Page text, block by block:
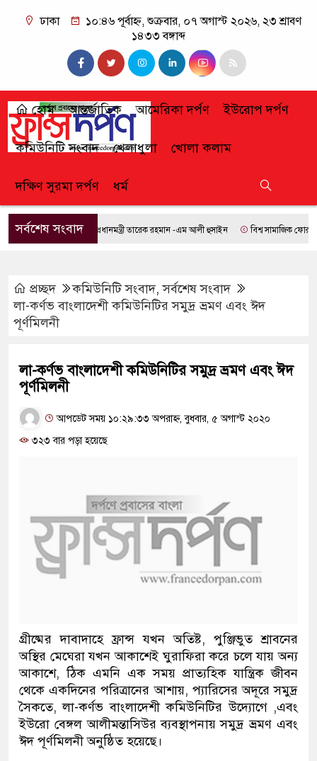
ঢাকা
১০:৪৬ পূর্বাহ্ন, শুক্রবার, ০৭ অগাস্ট ২০২৬, ২৩ শ্রাবণ
১৪৩৩ বঙ্গাব্দ
হোম আন্তর্জাতিক আমেরিকা দর্পণ ইউরোপ দর্পণ
কমিউনিটি সংবাদ খেলাধুলা খোলা কলাম
দক্ষিণ সুরমা দর্পণ ধর্ম
সর্বশেষ সংবাদপ্রধানমন্ত্রী তারেক রহমান -এম আলী হুসাইন বিশ্ব সামাজিক ফোরামে
প্রচ্ছদ কমিউনিটি সংবাদ,সর্বশেষ সংবাদ
লা-কর্ণভ বাংলাদেশী কমিউনিটির সমুদ্র ভ্রমণ এবং ঈদ
পূর্ণমিলনী
লা-কর্ণভ বাংলাদেশী কমিউনিটির সমুদ্র ভ্রমণ এবং ঈদ
পূর্ণমিলনী
আপডেট সময় ১০:২৯:৩৩ অপরাহ্ন, বুধবার, ৫ অগাস্ট ২০২০
৩২৩ বার পড়া হয়েছে
গ্রীষ্মের দাবাদাহে ফ্রান্স যখন অতিষ্ট, পুঞ্জিভুত শ্রাবনের
অস্থির মেঘেরা যখন আকাশেই ঘুরাফিরা করে চলে যায় অন্য
আকাশে, ঠিক এমনি এক সময় প্রাত্যহিক যান্ত্রিক জীবন
থেকে একদিনের পরিত্রানের আশায়, প্যারিসের অদূরে সমুদ্র
সৈকতে, লা-কর্ণভ বাংলাদেশী কমিউনিটির উদ্যোগে ,এবং
ইউরো বেঙ্গল আলীমন্তাসিউর ব্যবস্থাপনায় সমুদ্র ভ্রমণ এবং
ঈদ পূর্ণমিলনী অনুষ্ঠিত হয়েছে।